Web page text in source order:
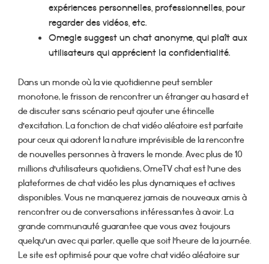
expériences personnelles, professionnelles, pour
regarder des vidéos, etc.
Omegle suggest un chat anonyme, qui plaît aux
utilisateurs qui apprécient la confidentialité.
Dans un monde où la vie quotidienne peut sembler
monotone, le frisson de rencontrer un étranger au hasard et
de discuter sans scénario peut ajouter une étincelle
d’excitation. La fonction de chat vidéo aléatoire est parfaite
pour ceux qui adorent la nature imprévisible de la rencontre
de nouvelles personnes à travers le monde. Avec plus de 10
millions d’utilisateurs quotidiens, OmeTV chat est l’une des
plateformes de chat vidéo les plus dynamiques et actives
disponibles. Vous ne manquerez jamais de nouveaux amis à
rencontrer ou de conversations intéressantes à avoir. La
grande communauté guarantee que vous avez toujours
quelqu’un avec qui parler, quelle que soit l’heure de la journée.
Le site est optimisé pour que votre chat vidéo aléatoire sur